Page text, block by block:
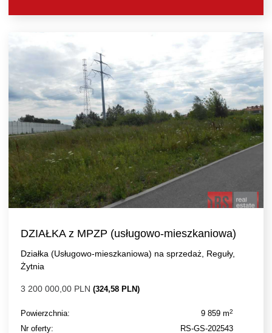
DZIAŁKA z MPZP (usługowo-mieszkaniowa)
Działka (Usługowo-mieszkaniowa) na sprzedaż, Reguły,
Żytnia
3 200 000,00 PLN (324,58 PLN)
Powierzchnia: 9 859 m2
Nr oferty: RS-GS-202543